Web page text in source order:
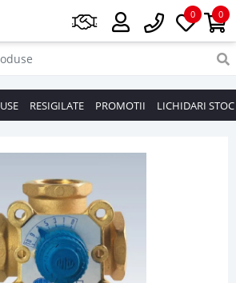
0
0
RESIGILATE PROMOTII LICHIDARI STOC